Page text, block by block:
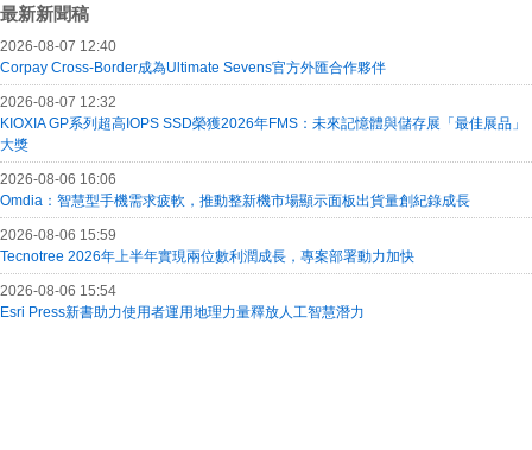
最新新聞稿
2026-08-07 12:40
Corpay Cross-Border成為Ultimate Sevens官方外匯合作夥伴
2026-08-07 12:32
KIOXIA GP系列超高IOPS SSD榮獲2026年FMS：未來記憶體與儲存展「最佳展品」
大獎
2026-08-06 16:06
Omdia：智慧型手機需求疲軟，推動整新機市場顯示面板出貨量創紀錄成長
2026-08-06 15:59
Tecnotree 2026年上半年實現兩位數利潤成長，專案部署動力加快
2026-08-06 15:54
Esri Press新書助力使用者運用地理力量釋放人工智慧潛力